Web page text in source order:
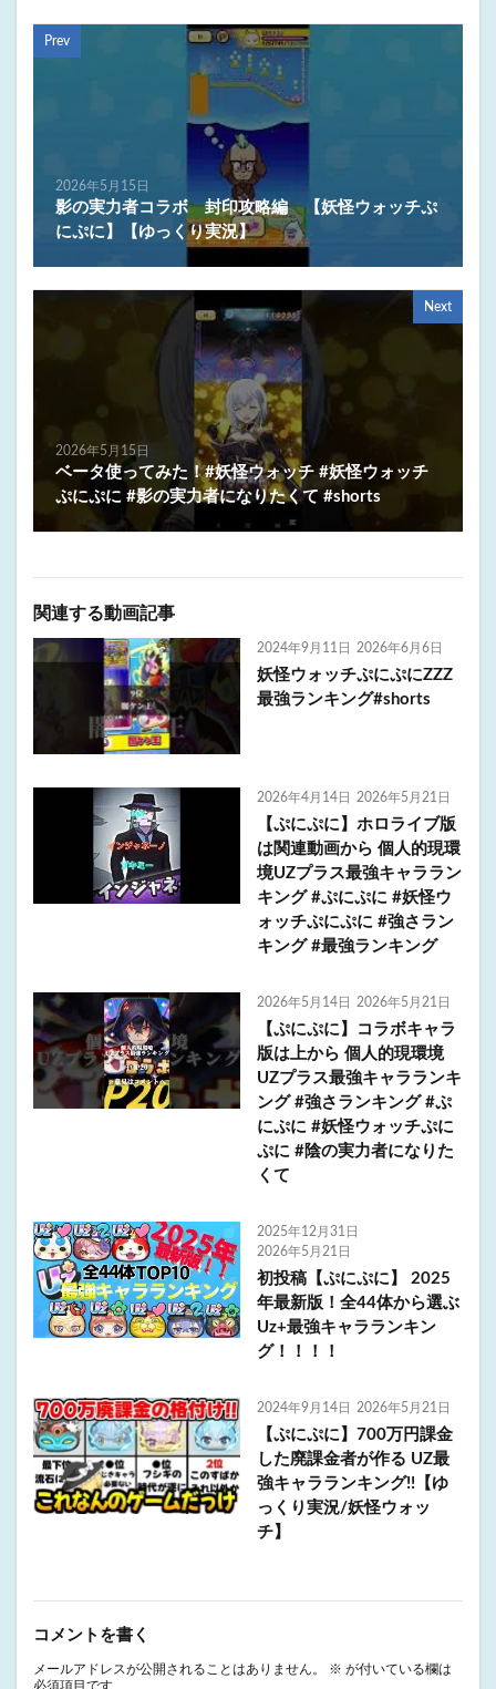
Prev
2026年5月15日
影の実力者コラボ 封印攻略編 【妖怪ウォッチぷ
にぷに】【ゆっくり実況】
Next
2026年5月15日
ベータ使ってみた！#妖怪ウォッチ #妖怪ウォッチ
ぷにぷに #影の実力者になりたくて #shorts
関連する動画記事
2024年9月11日 2026年6月6日
妖怪ウォッチぷにぷにZZZ
最強ランキング#shorts
2026年4月14日 2026年5月21日
【ぷにぷに】ホロライブ版
は関連動画から 個人的現環
境UZプラス最強キャララン
キング #ぷにぷに #妖怪ウ
ォッチぷにぷに #強さラン
キング #最強ランキング
2026年5月14日 2026年5月21日
【ぷにぷに】コラボキャラ
版は上から 個人的現環境
UZプラス最強キャラランキ
ング #強さランキング #ぷ
にぷに #妖怪ウォッチぷに
ぷに #陰の実力者になりた
くて
2025年12月31日
2026年5月21日
初投稿【ぷにぷに】 2025
年最新版！全44体から選ぶ
Uz+最強キャラランキン
グ！！！！
2024年9月14日 2026年5月21日
【ぷにぷに】700万円課金
した廃課金者が作る UZ最
強キャラランキング!!【ゆ
っくり実況/妖怪ウォッ
チ】
コメントを書く
メールアドレスが公開されることはありません。 ※ が付いている欄は
必須項目です